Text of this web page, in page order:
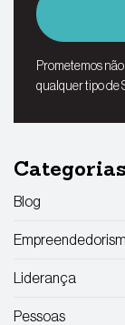
Prometemos
qualquer tipo de
Categorias
Blog
Liderança
Pessoas